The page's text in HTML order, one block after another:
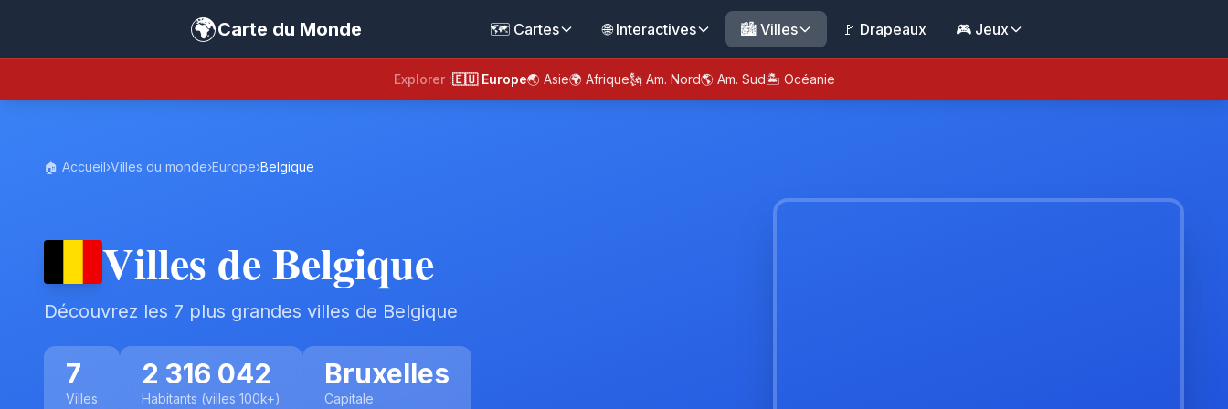
🌍Carte du Monde 🗺️ Cartes 🌐 Interactives 🏙️ Villes 🚩 Drapeaux 🎮 Jeux
Explorer :🇪🇺 Europe🌏 Asie🌍 Afrique🗽 Am. Nord🌎 Am. Sud🏝️ Océanie
🏠 Accueil›Villes du monde›Europe›Belgique
Villes de Belgique
Découvrez les 7 plus grandes villes de Belgique
7
Villes
2 316 042
Habitants (villes 100k+)
Bruxelles
Capitale